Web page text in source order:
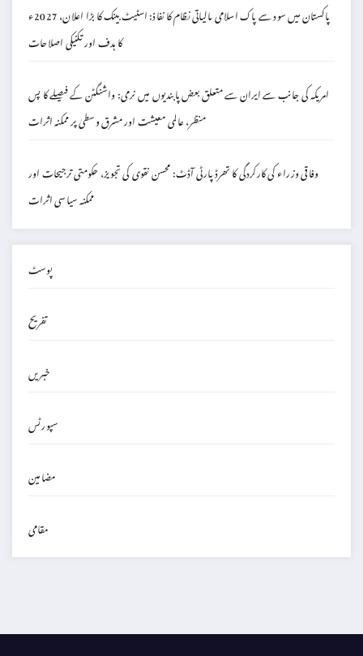
پاکستان میں سود سے پاک اسلامی مالیاتی نظام کا نفاذ: اسٹیٹ بینک کا بڑا اعلان، 2027ء
کا ہدف اور تکنیکی اصلاحات
امریکہ کی جانب سے ایران سے متعلق بعض پابندیوں میں نرمی: واشنگٹن کے فیصلے کا پس
منظر، عالمی معیشت اور مشرق وسطیٰ پر ممکنہ اثرات
وفاقی وزراء کی کارکردگی کا تھرڈ پارٹی آڈٹ: محسن نقوی کی تجویز، حکومتی ترجیحات اور
ممکنہ سیاسی اثرات
پوسٹ
تفریح
خبریں
سپورٹس
مضامین
مقامی